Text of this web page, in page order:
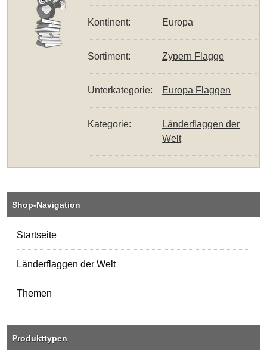
Kontinent: Europa
Sortiment: Zypern Flagge
Unterkategorie: Europa Flaggen
Kategorie:
Länderflaggen der
Welt
Shop-Navigation
Startseite
Länderflaggen der Welt
Themen
Produkttypen